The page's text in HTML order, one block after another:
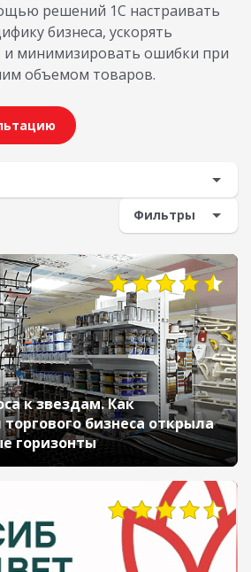
решений 1С настраивать
бизнеса, ускорять
и минимизировать ошибки при
объемом товаров.
Фильтры
к звездам. Как
бизнеса открыла
горизонты